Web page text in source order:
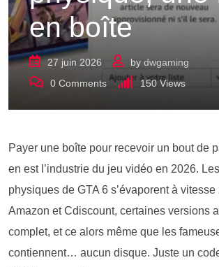
en boîte
27 juin 2026 by dwgaming
0 Comments 150Views
Payer une boîte pour recevoir un bout de
en est l’industrie du jeu vidéo en 2026.
physiques de GTA 6 s’évaporent à vitesse
Amazon et Cdiscount, certaines versions
complet, et ce alors même que les
contiennent… aucun disque. Juste un